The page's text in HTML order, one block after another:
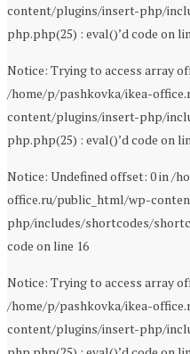
content/plugins/insert-php/
php.php(25) : eval()’d code on
Notice: Trying to access array
/home/p/pashkovka/ikea-
content/plugins/insert-php/
php.php(25) : eval()’d code on
Notice: Undefined offset: 0 in /
office.ru/public_html/wp-
php/includes/shortcodes/
code on line 16
Notice: Trying to access array
/home/p/pashkovka/ikea-
content/plugins/insert-php/